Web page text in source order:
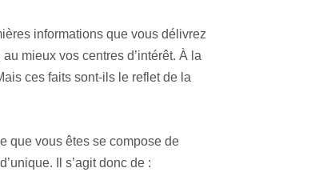
informations que vous délivrez
mieux vos centres d’intérêt. À la
ces faits sont-ils le reflet de la
que vous êtes se compose de
Il s’agit donc de :